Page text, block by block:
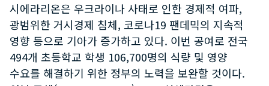
시에라리온은 우크라이나 사태로 인한 경제적 여파,
광범위한 거시경제 침체, 코로나19 팬데믹의 지속적
영향 등으로 기아가 증가하고 있다. 이번 공여로 전국
494개 초등학교 학생 106,700명의 식량 및 영양
수요를 해결하기 위한 정부의 노력을 보완할 것이다.